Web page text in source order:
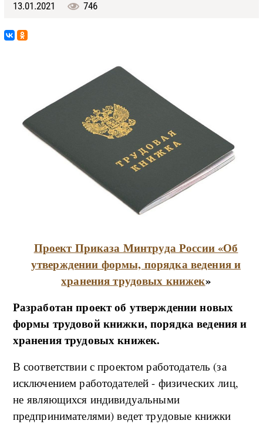
13.01.2021 746
Проект Приказа Минтруда России «Об
утверждении формы, порядка ведения и
хранения трудовых книжек»
Разработан проект об утверждении новых
формы трудовой книжки, порядка ведения и
хранения трудовых книжек.
В соответствии с проектом работодатель (за
исключением работодателей - физических лиц,
не являющихся индивидуальными
предпринимателями) ведет трудовые книжки